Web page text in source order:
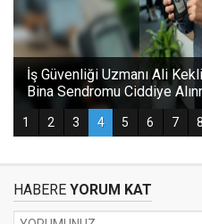
HABERE YORUM KAT